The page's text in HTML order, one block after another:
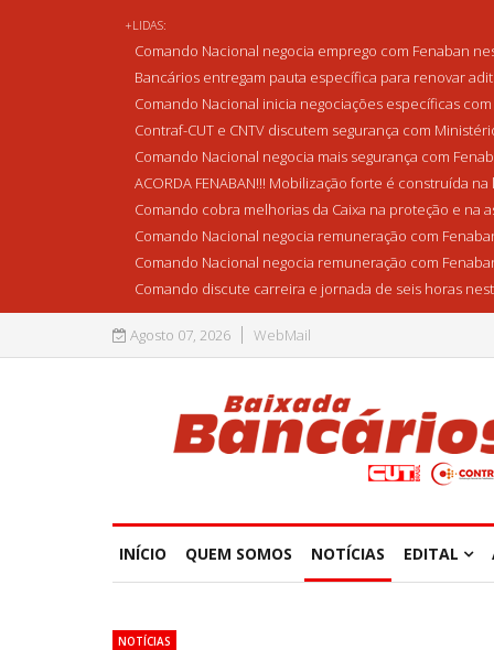
+LIDAS:
Comando Nacional negocia emprego com Fenaban
Bancários entregam pauta específica para renovar
Comando Nacional inicia negociações específicas com
Contraf-CUT e CNTV discutem segurança com
Comando Nacional negocia mais segurança com
ACORDA FENABAN!!! Mobilização forte é construída na
Comando cobra melhorias da Caixa na proteção e na
Comando Nacional negocia remuneração com
Comando Nacional negocia remuneração com
Comando discute carreira e jornada de seis horas
Agosto 07, 2026 WebMail
INÍCIO QUEM SOMOS NOTÍCIAS EDITAL
NOTÍCIAS